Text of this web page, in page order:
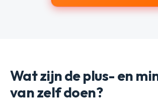
Wat zijn de plus- en
van zelf doen?